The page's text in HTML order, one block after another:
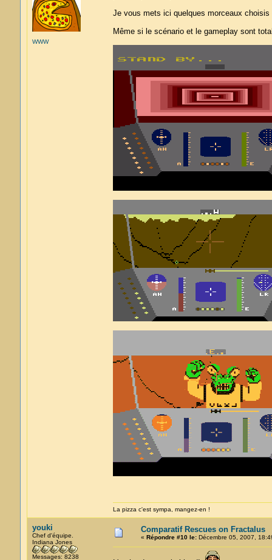
WWW
Je vous mets ici quelques morceaux
Même si le scénario et le gameplay sont
La pizza c'est sympa, mangez-en !
youki
Chef d'équipe.
Indiana Jones
Messages: 8238
Comparatif Rescues on Fractalus
« Répondre #10 le:Décembre 05, 2007,